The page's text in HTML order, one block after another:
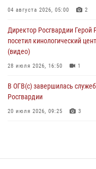
Офицер СОБР Росгвардии
06 августа 2026, 08:27
04 августа 2026, 05:00 2
Директор Росгвардии Герой
посетил кинологический
(видео)
28 июля 2026, 16:50 1
В ОГВ(с) завершилась
Росгвардии
20 июля 2026, 09:25 3